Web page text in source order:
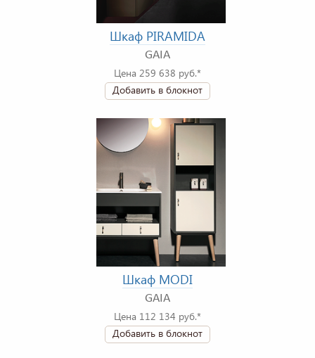
Шкаф PIRAMIDA
GAIA
Цена 259 638 руб.*
Добавить в блокнот
Шкаф MODI
GAIA
Цена 112 134 руб.*
Добавить в блокнот